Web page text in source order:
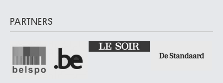
PARTNERS